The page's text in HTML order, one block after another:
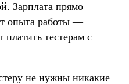
Зарплата прямо
опыта работы —
тестерам с
не нужны никакие